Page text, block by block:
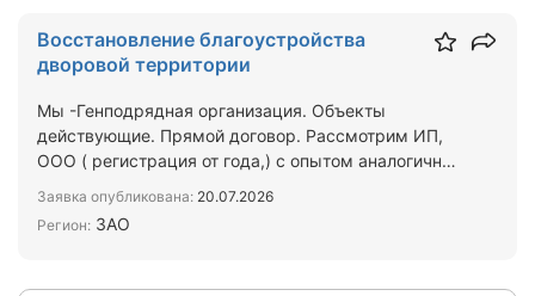
Восстановление благоустройства
дворовой территории
Мы -Генподрядная организация. Объекты
действующие. Прямой договор. Рассмотрим ИП,
ООО ( регистрация от года,) с опытом аналогичных
Заявка опубликована: 20.07.2026
Регион: ЗАО